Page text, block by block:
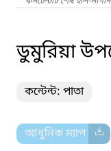
ডুমুরিয়া
কন্টেন্ট: পাতা
আধুনিক ম্যাপ